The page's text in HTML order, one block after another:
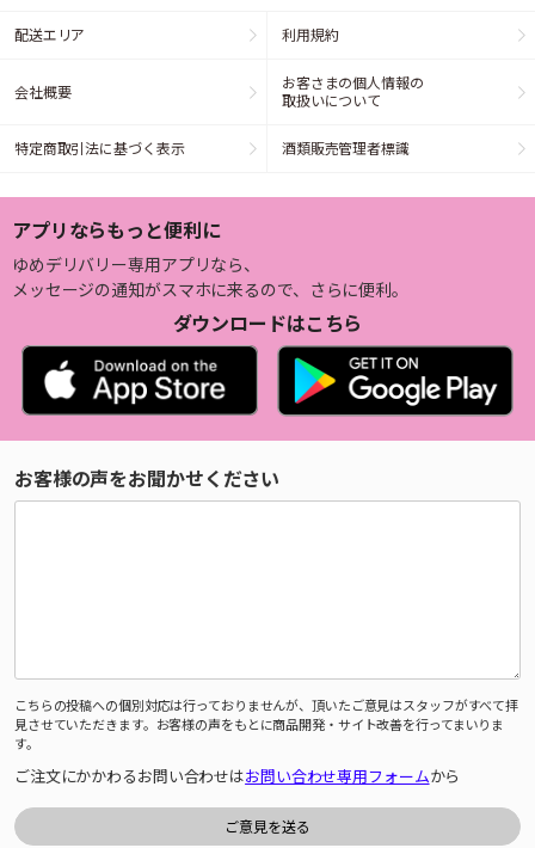
配送エリア 利用規約
会社概要
お客さまの個人情報の
取扱いについて
特定商取引法に基づく表示 酒類販売管理者標識
アプリならもっと便利に
ゆめデリバリー専用アプリなら、
メッセージの通知がスマホに来るので、さらに便利。
ダウンロードはこちら
お客様の声をお聞かせください
こちらの投稿への個別対応は行っておりませんが、頂いたご意見はスタッフがすべて拝
見させていただきます。お客様の声をもとに商品開発・サイト改善を行ってまいりま
す。
ご注文にかかわるお問い合わせはお問い合わせ専用フォームから